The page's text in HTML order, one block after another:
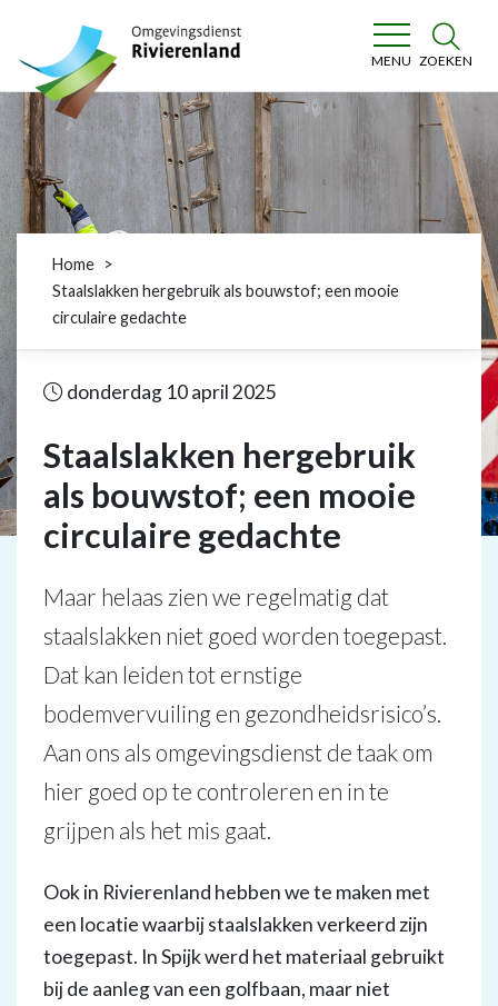
Omgevingsdienst Rivierenland
MENU ZOEKEN
Home
Staalslakken hergebruik als bouwstof; een mooie
circulaire gedachte
donderdag 10 april 2025
Staalslakken hergebruik
als bouwstof; een mooie
circulaire gedachte
Maar helaas zien we regelmatig dat
staalslakken niet goed worden toegepast.
Dat kan leiden tot ernstige
bodemvervuiling en gezondheidsrisico’s.
Aan ons als omgevingsdienst de taak om
hier goed op te controleren en in te
grijpen als het mis gaat.
Ook in Rivierenland hebben we te maken met
een locatie waarbij staalslakken verkeerd zijn
toegepast. In Spijk werd het materiaal gebruikt
bij de aanleg van een golfbaan, maar niet